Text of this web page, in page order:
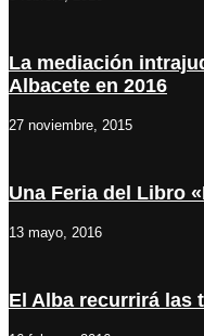
La mediación
Albacete en 2016
27 noviembre, 2015
Una Feria del Libro
13 mayo, 2016
El Alba recurrirá las